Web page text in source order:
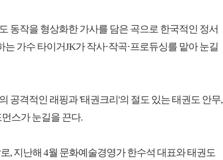
동작을 형상화한 가사를 담은 곡으로 한국적인 정서
가수 타이거JK가 작사·작곡·프로듀싱를 맡아 눈길
공격적인 래핑과 '태권크리'의 절도 있는 태권도 안무,
스가 눈길을 끈다.
, 지난해 4월 문화예술경영가 한수석 대표와 태권도